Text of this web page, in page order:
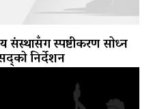
संस्थासँग स्पष्टीकरण सोध्न
निर्देशन